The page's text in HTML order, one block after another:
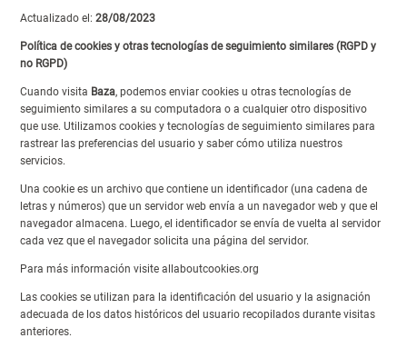
Actualizado el: 28/08/2023
Política de cookies y otras tecnologías de seguimiento similares (RGPD y
no RGPD)
Cuando visita Baza, podemos enviar cookies u otras tecnologías de
seguimiento similares a su computadora o a cualquier otro dispositivo
que use. Utilizamos cookies y tecnologías de seguimiento similares para
rastrear las preferencias del usuario y saber cómo utiliza nuestros
servicios.
Una cookie es un archivo que contiene un identificador (una cadena de
letras y números) que un servidor web envía a un navegador web y que el
navegador almacena. Luego, el identificador se envía de vuelta al servidor
cada vez que el navegador solicita una página del servidor.
Para más información visite allaboutcookies.org
Las cookies se utilizan para la identificación del usuario y la asignación
adecuada de los datos históricos del usuario recopilados durante visitas
anteriores.